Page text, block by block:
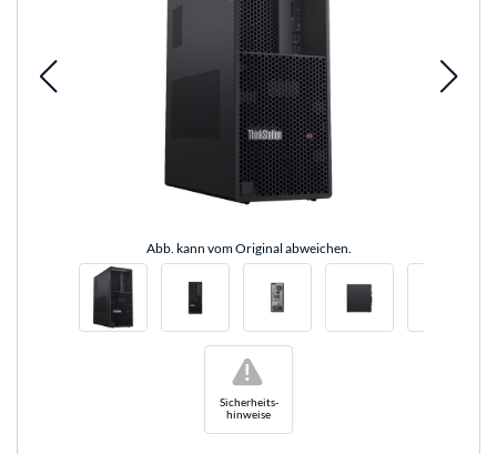
Abb. kann vom Original abweichen.
Sicherheits-
hinweise
!